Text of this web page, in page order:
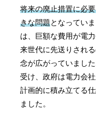
将来の廃止措置に必
きな問題となってい
は、巨額な費用が電
来世代に先送りされ
念が広がっていまし
受け、政府は電力会
計画的に積み立てる
ました。